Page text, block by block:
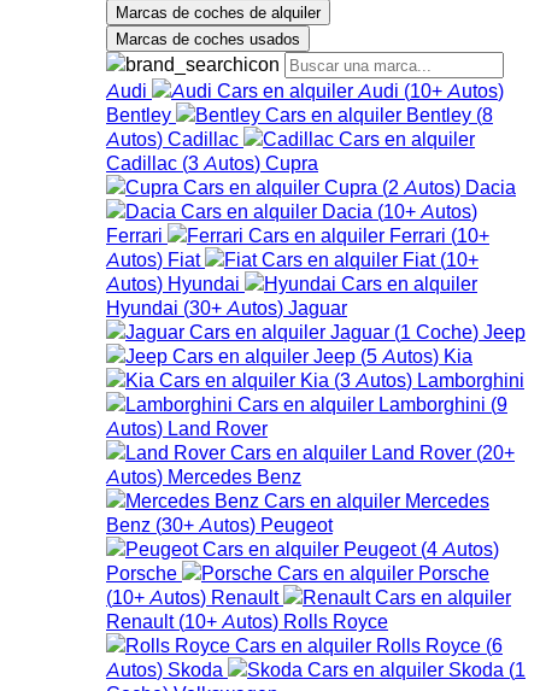
Marcas de coches de alquiler
Marcas de coches usados
Audi Audi (10+ Autos)
Bentley
Bentley (8
Autos) Cadillac
Cadillac (3 Autos) Cupra
Cupra (2 Autos) Dacia
Dacia (10+ Autos)
Ferrari
Ferrari (10+
Autos) Fiat Fiat (10+
Autos) Hyundai
Hyundai (30+ Autos) Jaguar
Jaguar (1 Coche) Jeep
Jeep (5 Autos) Kia
Kia (3 Autos) Lamborghini
Lamborghini (9
Autos) Land Rover
Land Rover (20+
Autos) Mercedes Benz
Mercedes
Benz (30+ Autos) Peugeot
Peugeot (4 Autos)
Porsche
Porsche
(10+ Autos) Renault
Renault (10+ Autos) Rolls Royce
Rolls Royce (6
Autos) Skoda Skoda (1